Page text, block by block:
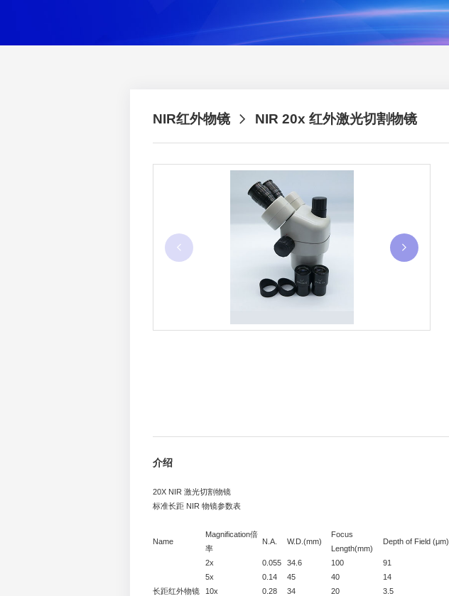
NIR红外物镜 NIR 20x 红外激光切割物镜
介绍
20X NIR 激光切割物镜
标准长距 NIR 物镜参数表
Name
Magnification倍
率
N.A. W.D.(mm)
Focus
Depth of Field (μm)
Length(mm)
长距红外物镜
2x 0.055 34.6 100 91
5x
0.14 45 40 14
10x
0.28 34 20 3.5